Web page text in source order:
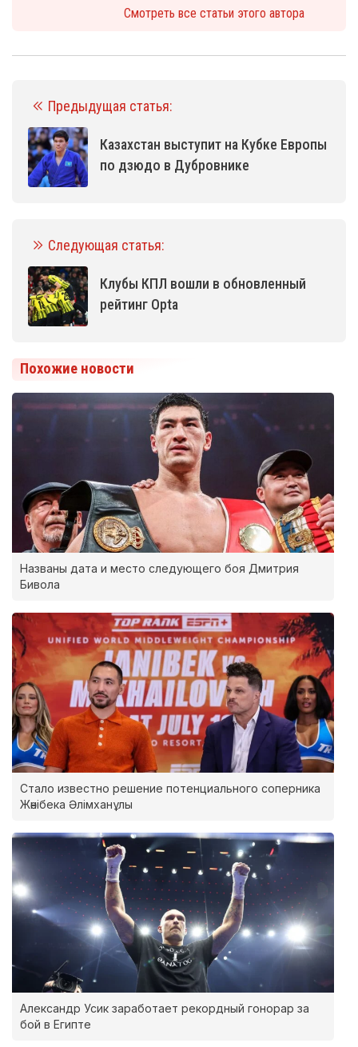
Смотреть все статьи этого автора
Предыдущая статья:
Казахстан выступит на Кубке Европы
по дзюдо в Дубровнике
Следующая статья:
Клубы КПЛ вошли в обновленный
рейтинг Opta
Похожие новости
Названы дата и место следующего боя Дмитрия
Бивола
Стало известно решение потенциального соперника
Жәнібека Әлімханұлы
Александр Усик заработает рекордный гонорар за
бой в Египте